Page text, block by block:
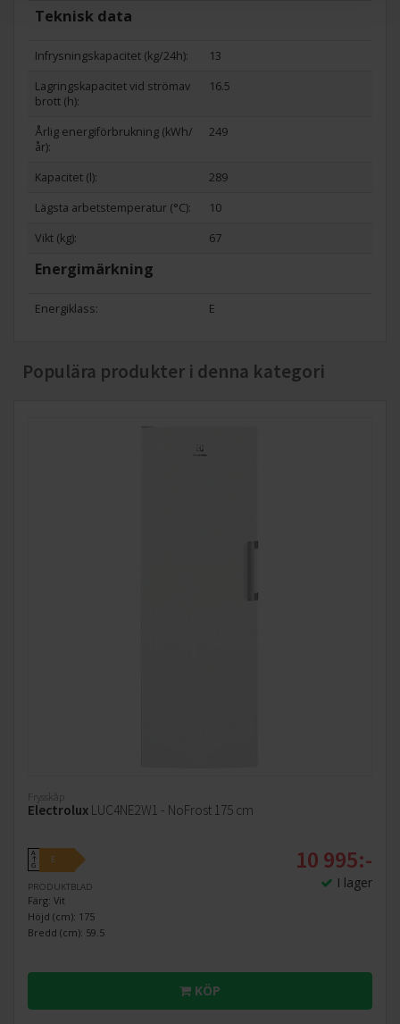
Teknisk data
Infrysningskapacitet (kg/24h):
13
Lagringskapacitet vid strömav
brott (h):
16.5
Årlig energiförbrukning (kWh/
år):
249
Kapacitet (l):
289
Lägsta arbetstemperatur (°C):
10
Vikt (kg):
67
Energimärkning
Energiklass: E
Populära produkter i denna kategori
Frysskåp
Electrolux LUC4NE2W1 - NoFrost 175 cm
A
↑
G
E
PRODUKTBLAD
Färg: Vit
Höjd (cm): 175
Bredd (cm): 59.5
10 995:-
I lager
KÖP